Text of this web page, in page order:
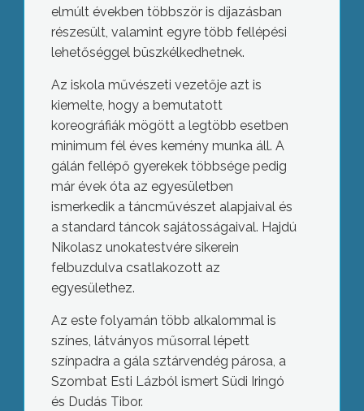
elmúlt években többször is díjazásban
részesült, valamint egyre több fellépési
lehetőséggel büszkélkedhetnek.
Az iskola művészeti vezetője azt is
kiemelte, hogy a bemutatott
koreográfiák mögött a legtöbb esetben
minimum fél éves kemény munka áll. A
gálán fellépő gyerekek többsége pedig
már évek óta az egyesületben
ismerkedik a táncművészet alapjaival és
a standard táncok sajátosságaival. Hajdú
Nikolasz unokatestvére sikerein
felbuzdulva csatlakozott az
egyesülethez.
Az este folyamán több alkalommal is
színes, látványos műsorral lépett
színpadra a gála sztárvendég párosa, a
Szombat Esti Lázból ismert Südi Iringó
és Dudás Tibor.